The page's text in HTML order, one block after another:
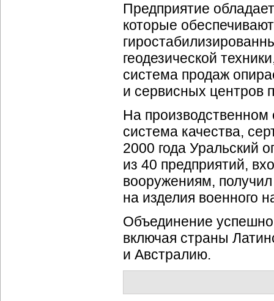
Предприятие
которые
геодезической
система продаж
и сервисных центров
На
система качества,
2000 года Уральский
из 40 предприятий,
вооружениям,
на изделия военного
Объединение
включая страны
и Австралию.